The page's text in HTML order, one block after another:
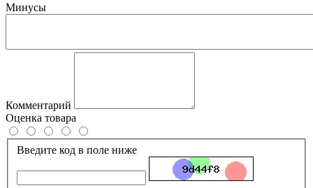
Минусы
Комментарий
Оценка товара
Введите код в поле ниже